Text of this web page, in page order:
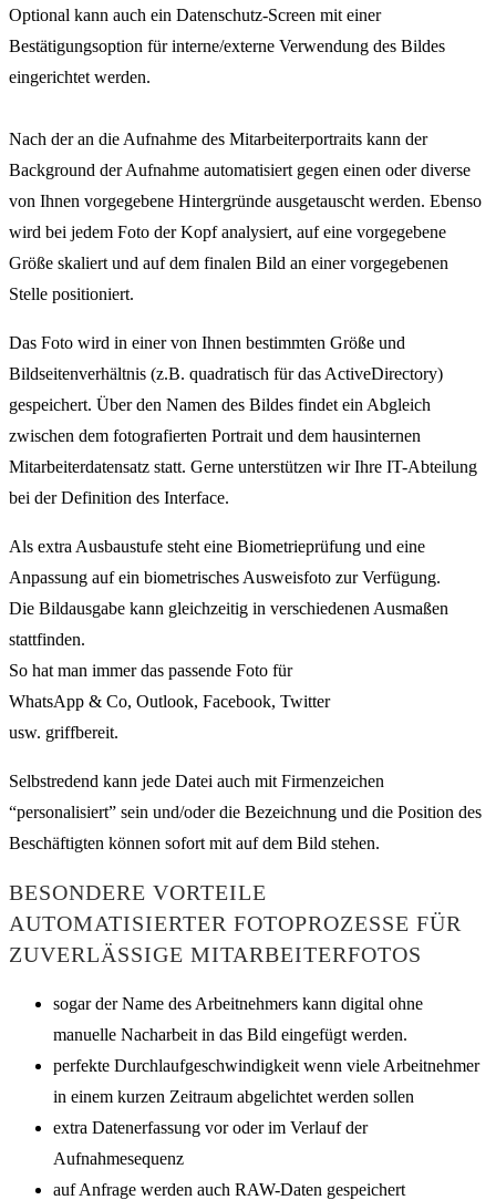
Optional kann auch ein Datenschutz-Screen mit einer
Bestätigungsoption für interne/externe Verwendung des Bildes
eingerichtet werden.
Nach der an die Aufnahme des Mitarbeiterportraits kann der
Background der Aufnahme automatisiert gegen einen oder diverse
von Ihnen vorgegebene Hintergründe ausgetauscht werden. Ebenso
wird bei jedem Foto der Kopf analysiert, auf eine vorgegebene
Größe skaliert und auf dem finalen Bild an einer vorgegebenen
Stelle positioniert.
Das Foto wird in einer von Ihnen bestimmten Größe und
Bildseitenverhältnis (z.B. quadratisch für das ActiveDirectory)
gespeichert. Über den Namen des Bildes findet ein Abgleich
zwischen dem fotografierten Portrait und dem hausinternen
Mitarbeiterdatensatz statt. Gerne unterstützen wir Ihre IT-Abteilung
bei der Definition des Interface.
Als extra Ausbaustufe steht eine Biometrieprüfung und eine
Anpassung auf ein biometrisches Ausweisfoto zur Verfügung.
Die Bildausgabe kann gleichzeitig in verschiedenen Ausmaßen
stattfinden.
So hat man immer das passende Foto für
WhatsApp & Co, Outlook, Facebook, Twitter
usw. griffbereit.
Selbstredend kann jede Datei auch mit Firmenzeichen
“personalisiert” sein und/oder die Bezeichnung und die Position des
Beschäftigten können sofort mit auf dem Bild stehen.
BESONDERE VORTEILE
AUTOMATISIERTER FOTOPROZESSE FÜR
ZUVERLÄSSIGE MITARBEITERFOTOS
sogar der Name des Arbeitnehmers kann digital ohne
manuelle Nacharbeit in das Bild eingefügt werden.
perfekte Durchlaufgeschwindigkeit wenn viele Arbeitnehmer
in einem kurzen Zeitraum abgelichtet werden sollen
extra Datenerfassung vor oder im Verlauf der
Aufnahmesequenz
auf Anfrage werden auch RAW-Daten gespeichert